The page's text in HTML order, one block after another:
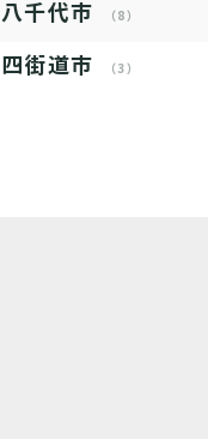
八千代市 （8）
四街道市 （3）